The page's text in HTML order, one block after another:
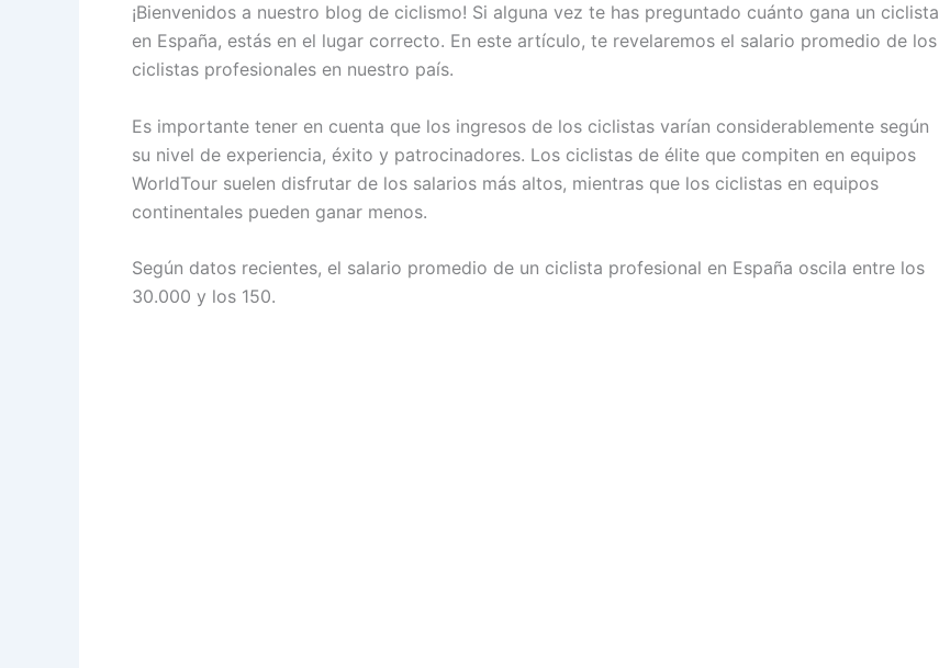
¡Bienvenidos a nuestro blog de ciclismo! Si alguna vez te has preguntado cuánto gana un ciclista
en España, estás en el lugar correcto. En este artículo, te revelaremos el salario promedio de los
ciclistas profesionales en nuestro país.
Es importante tener en cuenta que los ingresos de los ciclistas varían considerablemente según
su nivel de experiencia, éxito y patrocinadores. Los ciclistas de élite que compiten en equipos
WorldTour suelen disfrutar de los salarios más altos, mientras que los ciclistas en equipos
continentales pueden ganar menos.
Según datos recientes, el salario promedio de un ciclista profesional en España oscila entre los
30.000 y los 150.